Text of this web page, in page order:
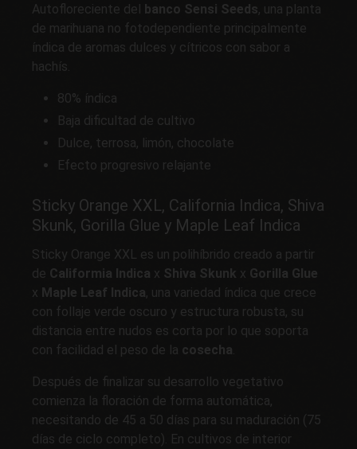
Autofloreciente del banco Sensi Seeds, una planta
de marihuana no fotodependiente principalmente
índica de aromas dulces y cítricos con sabor a
hachís.
80% índica
Baja dificultad de cultivo
Dulce, terrosa, limón, chocolate
Efecto progresivo relajante
Sticky Orange XXL, California Indica, Shiva
Skunk, Gorilla Glue y Maple Leaf Indica
Sticky Orange XXL es un polihíbrido creado a partir
de Califormia Indica x Shiva Skunk x Gorilla Glue
x Maple Leaf Indica, una variedad índica que crece
con follaje verde oscuro y estructura robusta, su
distancia entre nudos es corta por lo que soporta
con facilidad el peso de la cosecha
Después de finalizar su desarrollo vegetativo
comienza la floración de forma automática,
necesitando de 45 a 50 días para su maduración (75
días de ciclo completo). En cultivos de interior